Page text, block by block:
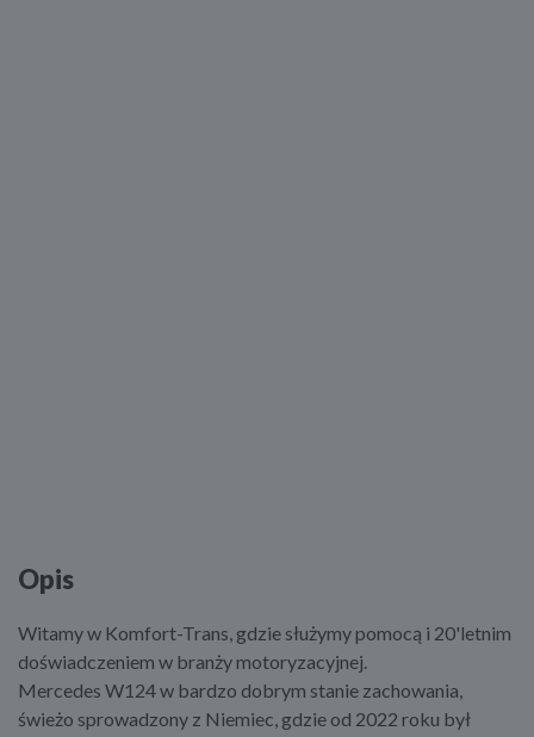
Opis
Witamy w Komfort-Trans, gdzie służymy pomocą i 20'letnim
doświadczeniem w branży motoryzacyjnej.
Mercedes W124 w bardzo dobrym stanie zachowania,
świeżo sprowadzony z Niemiec, gdzie od 2022 roku był